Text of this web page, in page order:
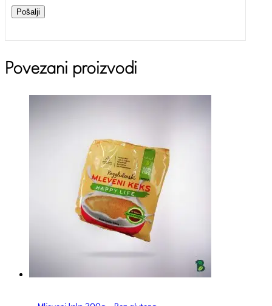
Pošalji
Povezani proizvodi